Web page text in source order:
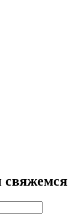
свяжемся